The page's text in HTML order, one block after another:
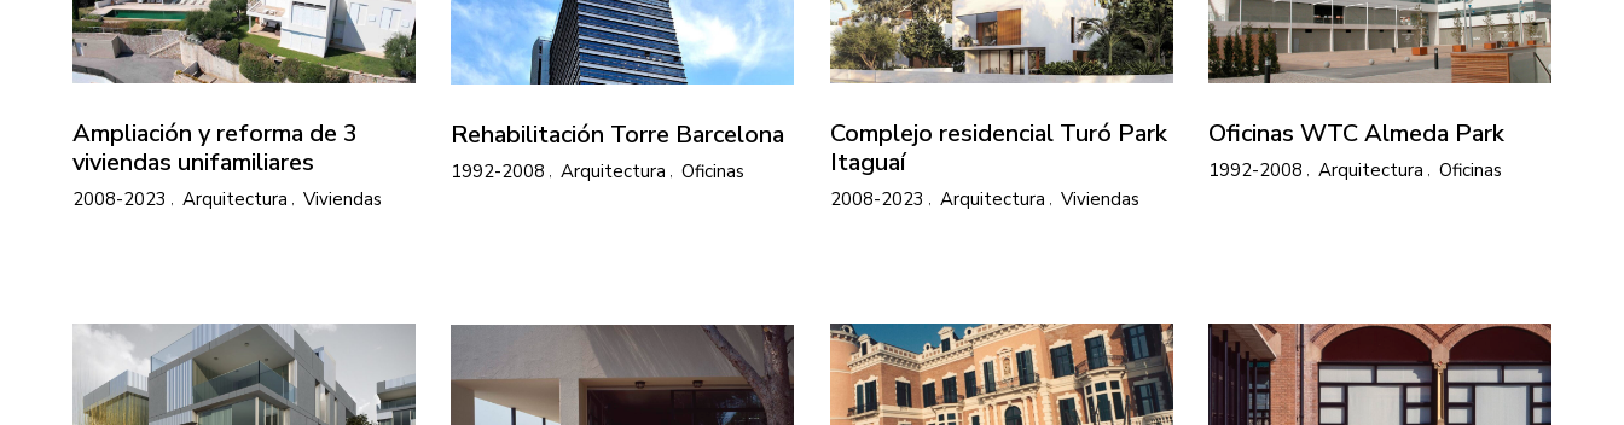
Ampliación y reforma de 3
viviendas unifamiliares
2008-2023 Arquitectura Viviendas
Complejo residencial Turó Park
Itaguaí
2008-2023 Arquitectura Viviendas
Oficinas WTC Almeda Park
1992-2008 Arquitectura Oficinas
Rehabilitación Torre Barcelona
1992-2008 Arquitectura Oficinas